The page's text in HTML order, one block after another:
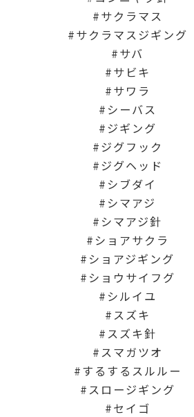
サクラマス
サクラマスジギング
サバ
サビキ
サワラ
シーバス
ジギング
ジグフック
ジグヘッド
シブダイ
シマアジ
シマアジ針
ショアサクラ
ショアジギング
ショウサイフグ
シルイユ
スズキ
スズキ針
スマガツオ
するするスルルー
スロージギング
セイゴ